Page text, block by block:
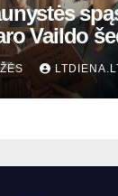
Vaildo